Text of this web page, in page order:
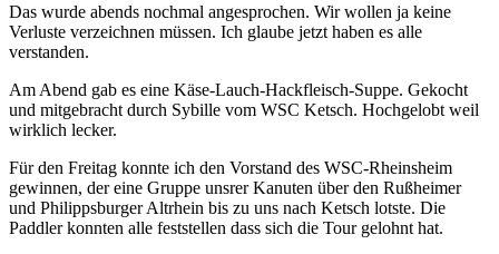
Das wurde abends nochmal angesprochen. Wir wollen ja keine
Verluste verzeichnen müssen. Ich glaube jetzt haben es alle
verstanden.
Am Abend gab es eine Käse-Lauch-Hackfleisch-Suppe. Gekocht
und mitgebracht durch Sybille vom WSC Ketsch. Hochgelobt weil
wirklich lecker.
Für den Freitag konnte ich den Vorstand des WSC-Rheinsheim
gewinnen, der eine Gruppe unsrer Kanuten über den Rußheimer
und Philippsburger Altrhein bis zu uns nach Ketsch lotste. Die
Paddler konnten alle feststellen dass sich die Tour gelohnt hat.